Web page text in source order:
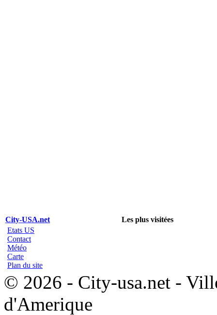
City-USA.net
Les plus visitées
Etats US
Contact
Météo
Carte
Plan du site
© 2026 - City-usa.net -
d'Amerique